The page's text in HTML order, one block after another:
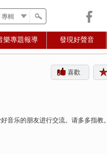
樂專題報導 發現好聲音
喜歡
音乐的朋友进行交流。请多多指教。